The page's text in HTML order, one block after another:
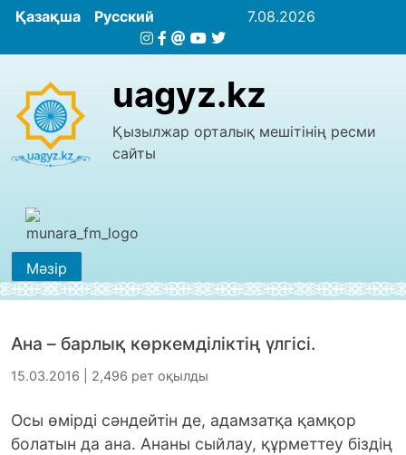
Қазақша Русский 7.08.2026
uagyz.kz
Қызылжар орталық мешітінің ресми
сайты
Мәзір
Ана – барлық көркемділіктің үлгісі.
15.03.2016 | 2,496 рет оқылды
Осы өмірді сәндейтін де, адамзатқа қамқор
болатын да ана. Ананы сыйлау, құрметтеу біздің